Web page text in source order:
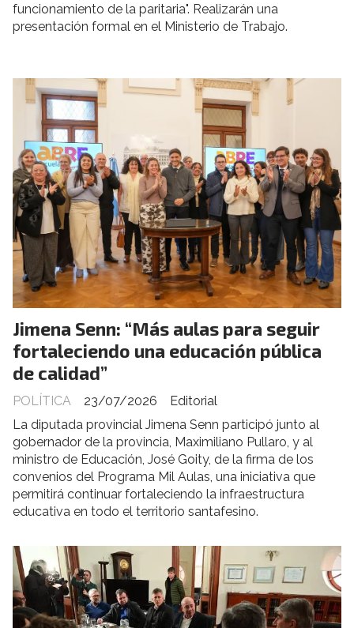
funcionamiento de la paritaria". Realizarán una
presentación formal en el Ministerio de Trabajo.
Jimena Senn: “Más aulas para seguir
fortaleciendo una educación pública
de calidad”
Editorial
POLÍTICA
23/07/2026
La diputada provincial Jimena Senn participó junto al
gobernador de la provincia, Maximiliano Pullaro, y al
ministro de Educación, José Goity, de la firma de los
convenios del Programa Mil Aulas, una iniciativa que
permitirá continuar fortaleciendo la infraestructura
educativa en todo el territorio santafesino.